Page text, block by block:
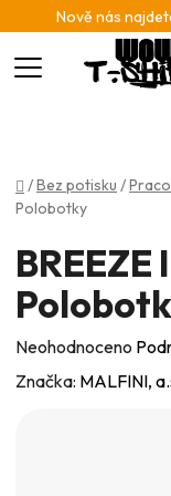
Nově nás
Domů
/Bez potisku /
Polobotky
BREEZE
Průměrné
hodnocení
Neohodnoceno
Značka: MALFINI,